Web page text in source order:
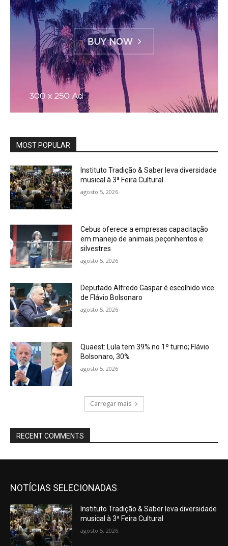
MOST POPULAR
Instituto Tradição & Saber leva diversidade
musical à 3ª Feira Cultural
agosto 5, 2026
Cebus oferece a empresas capacitação
em manejo de animais peçonhentos e
silvestres
agosto 5, 2026
Deputado Alfredo Gaspar é escolhido vice
de Flávio Bolsonaro
agosto 5, 2026
Quaest: Lula tem 39% no 1º turno; Flávio
Bolsonaro, 30%
agosto 5, 2026
Carregar mais
RECENT COMMENTS
NOTÍCIAS SELECIONADAS
Instituto Tradição & Saber leva diversidade
musical à 3ª Feira Cultural
agosto 5, 2026